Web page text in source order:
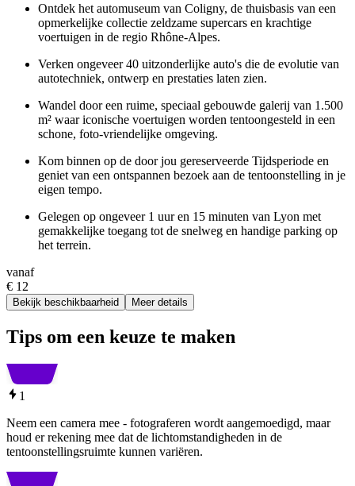
Ontdek het automuseum van Coligny, de thuisbasis van een
opmerkelijke collectie zeldzame supercars en krachtige
voertuigen in de regio Rhône-Alpes.
Verken ongeveer 40 uitzonderlijke auto's die de evolutie van
autotechniek, ontwerp en prestaties laten zien.
Wandel door een ruime, speciaal gebouwde galerij van 1.500
m² waar iconische voertuigen worden tentoongesteld in een
schone, foto-vriendelijke omgeving.
Kom binnen op de door jou gereserveerde Tijdsperiode en
geniet van een ontspannen bezoek aan de tentoonstelling in je
eigen tempo.
Gelegen op ongeveer 1 uur en 15 minuten van Lyon met
gemakkelijke toegang tot de snelweg en handige parking op
het terrein.
vanaf
€ 12
Bekijk beschikbaarheid Meer details
Tips om een keuze te maken
1
Neem een camera mee - fotograferen wordt aangemoedigd, maar
houd er rekening mee dat de lichtomstandigheden in de
tentoonstellingsruimte kunnen variëren.